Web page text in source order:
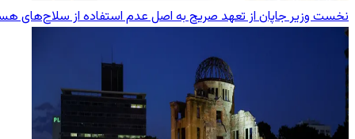
نخست وزیر جاپان از تعهد صریح به اصل عدم استفاده از سلاح‌های